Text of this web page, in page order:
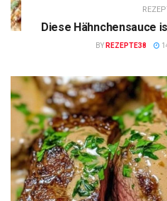
Diese Hähnchensauce
BY REZEPTE38